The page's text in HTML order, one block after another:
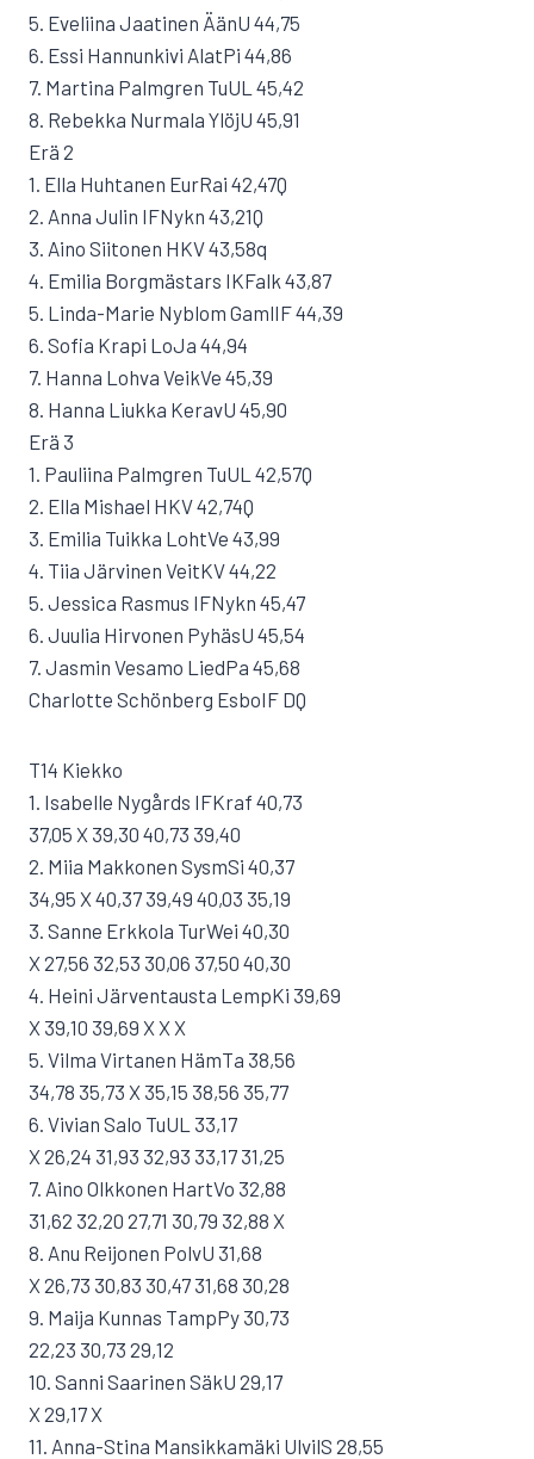
5. Eveliina Jaatinen ÄänU 44,75
6. Essi Hannunkivi AlatPi 44,86
7. Martina Palmgren TuUL 45,42
8. Rebekka Nurmala YlöjU 45,91
Erä 2
1. Ella Huhtanen EurRai 42,47Q
2. Anna Julin IFNykn 43,21Q
3. Aino Siitonen HKV 43,58q
4. Emilia Borgmästars IKFalk 43,87
5. Linda-Marie Nyblom GamlIF 44,39
6. Sofia Krapi LoJa 44,94
7. Hanna Lohva VeikVe 45,39
8. Hanna Liukka KeravU 45,90
Erä 3
1. Pauliina Palmgren TuUL 42,57Q
2. Ella Mishael HKV 42,74Q
3. Emilia Tuikka LohtVe 43,99
4. Tiia Järvinen VeitKV 44,22
5. Jessica Rasmus IFNykn 45,47
6. Juulia Hirvonen PyhäsU 45,54
7. Jasmin Vesamo LiedPa 45,68
Charlotte Schönberg EsboIF DQ
T14 Kiekko
1. Isabelle Nygårds IFKraf 40,73
37,05 X 39,30 40,73 39,40
2. Miia Makkonen SysmSi 40,37
34,95 X 40,37 39,49 40,03 35,19
3. Sanne Erkkola TurWei 40,30
X 27,56 32,53 30,06 37,50 40,30
4. Heini Järventausta LempKi 39,69
X 39,10 39,69 X X X
5. Vilma Virtanen HämTa 38,56
34,78 35,73 X 35,15 38,56 35,77
6. Vivian Salo TuUL 33,17
X 26,24 31,93 32,93 33,17 31,25
7. Aino Olkkonen HartVo 32,88
31,62 32,20 27,71 30,79 32,88 X
8. Anu Reijonen PolvU 31,68
X 26,73 30,83 30,47 31,68 30,28
9. Maija Kunnas TampPy 30,73
22,23 30,73 29,12
10. Sanni Saarinen SäkU 29,17
X 29,17 X
11. Anna-Stina Mansikkamäki UlvilS 28,55